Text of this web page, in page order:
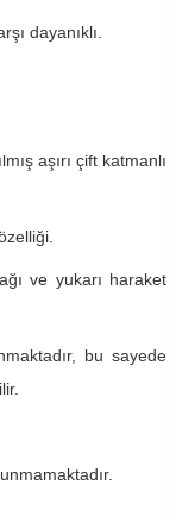
dayanıklı.
aşırı çift katmanlı
ve yukarı haraket
bu sayede